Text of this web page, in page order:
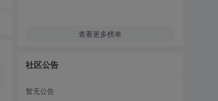
查看更多榜单
社区公告
暂无公告